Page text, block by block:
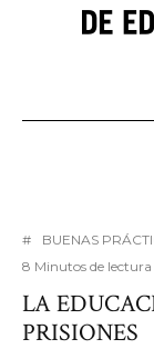
# BUENAS
8 Minutos de lectura
LA
PRISIONES